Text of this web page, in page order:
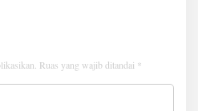
Ruas yang wajib ditandai *